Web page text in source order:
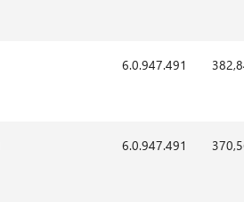
6.0.947.491
6.0.947.491